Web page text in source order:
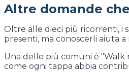
Altre domande
Oltre alle dieci più ricorrenti, i
presenti, ma conoscerli aiuta
Una delle più comuni è "Walk
come ogni tappa abbia